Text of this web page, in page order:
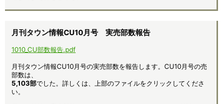
月刊タウン情報CU10月号 実売部数報告
1010_CU部数報告.pdf
月刊タウン情報CU10月号の実売部数を報告します。CU10月号の売
部数は、
5,103部でした。詳しくは、上部のファイルをクリックしてくださ
い。